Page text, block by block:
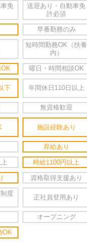
免
送迎あり・自動車免
許必須
早番勤務のみ
短時間勤務OK（扶養
内）
曜日・時間相談OK
下 年間休日110日以上
無資格歓迎
施設経験あり
昇給あり
時給1100円以上
資格取得支援あり
度
正社員登用あり
オープニング
OK